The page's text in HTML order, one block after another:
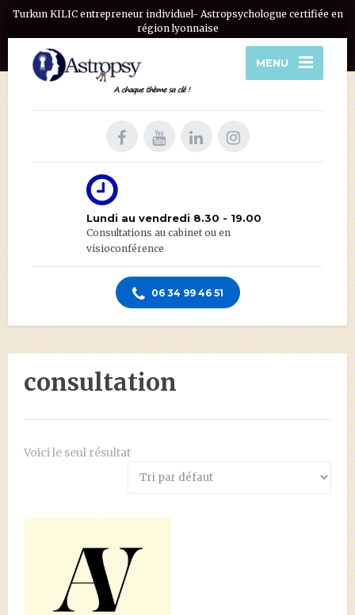
Turkun KILIC entrepreneur individuel- Astropsychologue certifiée en
région lyonnaise
MENU
Lundi au vendredi 8.30 - 19.00
Consultations au cabinet ou en
visioconférence
06 34 99 46 51
consultation
Voici le seul résultat